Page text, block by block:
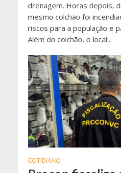
drenagem. Horas depois,
mesmo colchão foi
riscos para a população e
Além do colchão, o local...
COTIDIANO